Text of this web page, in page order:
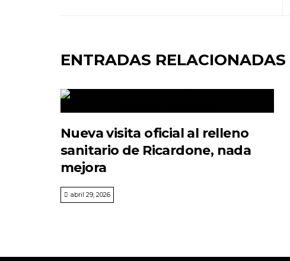
ENTRADAS RELACIONADAS
Nueva visita oficial al relleno
sanitario de Ricardone, nada
mejora
abril 29, 2026